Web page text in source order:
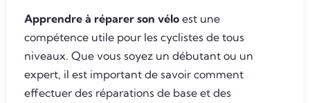
Apprendre à réparer son vélo est une
compétence utile pour les cyclistes de tous
niveaux. Que vous soyez un débutant ou un
expert, il est important de savoir comment
effectuer des réparations de base et des